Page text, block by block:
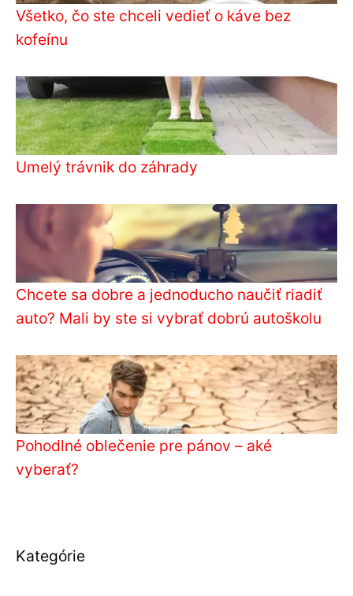
Všetko, čo ste chceli vedieť o káve bez
kofeínu
Umelý trávnik do záhrady
Chcete sa dobre a jednoducho naučiť riadiť
auto? Mali by ste si vybrať dobrú autoškolu
Pohodlné oblečenie pre pánov – aké
vyberať?
Kategórie